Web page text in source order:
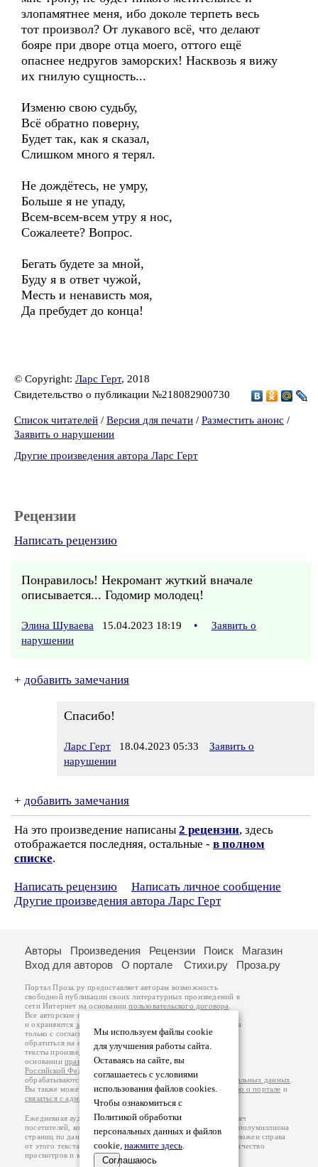
злопамятнее меня, ибо доколе терпеть весь
тот произвол? От лукавого всё, что делают
бояре при дворе отца моего, оттого ещё
опаснее недругов заморских! Насквозь я вижу
их гнилую сущность...
Изменю свою судьбу,
Всё обратно поверну,
Будет так, как я сказал,
Слишком много я терял.
Не дождётесь, не умру,
Больше я не упаду,
Всем-всем-всем утру я нос,
Сожалеете? Вопрос.
Бегать будете за мной,
Буду я в ответ чужой,
Месть и ненависть моя,
Да пребудет до конца!
© Copyright: Ларс Герт, 2018
Свидетельство о публикации №218082900730
Список читателей / Версия для печати / Разместить анонс /
Заявить о нарушении
Другие произведения автора Ларс Герт
Рецензии
Написать рецензию
Понравилось! Некромант жуткий вначале
описывается... Годомир молодец!
Элина Шуваева 15.04.2023 18:19 •
Заявить о
нарушении
+ добавить замечания
Спасибо!
Ларс Герт 18.04.2023 05:33
Заявить о
нарушении
+ добавить замечания
На это произведение написаны 2 рецензии, здесь
отображается последняя, остальные - в полном
списке.
Написать рецензию
Написать личное сообщение
Другие произведения автора Ларс Герт
Мы используем файлы cookie
для улучшения работы сайта.
Оставаясь на сайте, вы
соглашаетесь с условиями
использования файлов cookies.
Чтобы ознакомиться с
Политикой обработки
персональных данных и файлов
cookie, нажмите здесь.
Соглашаюсь
Авторы Произведения Рецензии Поиск
Магазин
Вход для авторов
О портале Стихи.ру Проза.ру
Портал Проза.ру предоставляет авторам возможность
свободной публикации своих литературных произведений в
сети Интернет на основаниипользовательского договора
Все авторские права на произведения принадлежат авторам
и охраняются законом
. Перепечатка произведений возможна
только с согласия его автора, к которому вы можете
обратиться на его авторской странице. Ответственность за
тексты произведений авторы несут самостоятельно на
основанииправил публикацииизаконодательства
Российской Федерации
обрабатываются на основанииПолитики обработки персональных данных
Вы также можете посмотреть более подробнуюинформацию о портале и
связаться с администрацией
Ежедневная аудитория портала Проза.ру – порядка 100 тысяч
посетителей, которые в общей сумме просматривают более полумиллиона
страниц по данным счетчика посещаемости, который расположен справа
от этого текста. В каждой графе указано по две цифры: количество
просмотров и количество посетителей.